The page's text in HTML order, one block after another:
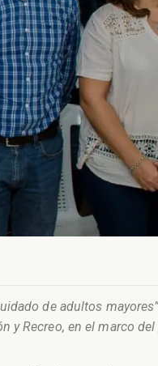
de adultos
Recreo, en el marco